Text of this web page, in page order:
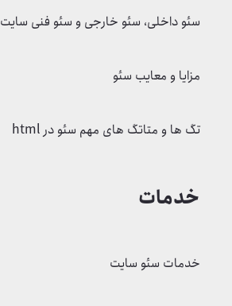
سئو داخلی، سئو خارجی و سئو فنی سایت
مزایا و معایب سئو
تگ ها و متاتگ های مهم سئو در html
خدمات
خدمات سئو سایت